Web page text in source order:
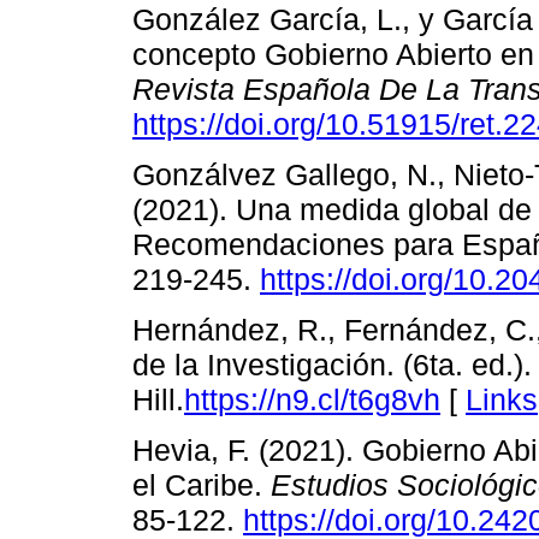
González García, L., y
concepto Gobierno Abierto
Revista Española De La
https://doi.org/10.51915/
Gonzálvez Gallego, N.,
(2021). Una medida global
Recomendaciones para
219-245. https://doi.org/
Hernández, R., Fernández,
de la Investigación. (6ta.
Hill.https://n9.cl/t6g8vh [ Links
Hevia, F. (2021). Gobierno
el Caribe. Estudios
85-122. https://doi.org/